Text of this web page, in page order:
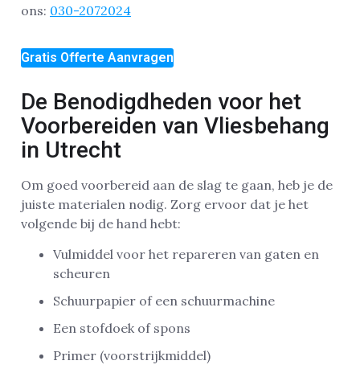
ons: 030-2072024
Gratis Offerte Aanvragen
De Benodigdheden voor het
Voorbereiden van Vliesbehang
in Utrecht
Om goed voorbereid aan de slag te gaan, heb je de
juiste materialen nodig. Zorg ervoor dat je het
volgende bij de hand hebt:
Vulmiddel voor het repareren van gaten en
scheuren
Schuurpapier of een schuurmachine
Een stofdoek of spons
Primer (voorstrijkmiddel)